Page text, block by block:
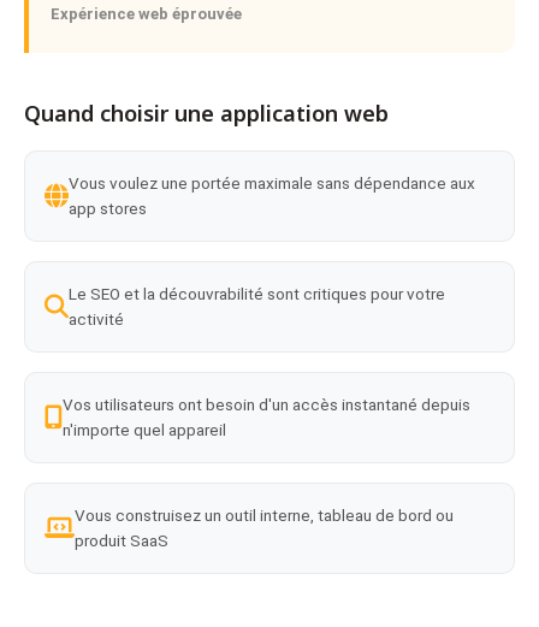
Expérience web éprouvée
Quand choisir une application web
Vous voulez une portée maximale sans dépendance aux
app stores
Le SEO et la découvrabilité sont critiques pour votre
activité
Vos utilisateurs ont besoin d'un accès instantané depuis
n'importe quel appareil
Vous construisez un outil interne, tableau de bord ou
produit SaaS